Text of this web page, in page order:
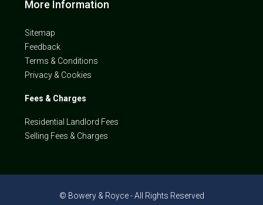
More Information
Sitemap
Feedback
Terms & Conditions
Privacy & Cookies
Fees & Charges
Residential Landlord Fees
Selling Fees & Charges
© Bowery & Royce - All Rights Reserved